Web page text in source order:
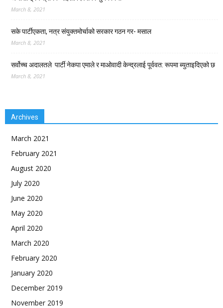
March 8, 2021
सके पार्टीएकता, नत्र संयुक्तमोर्चाको सरकार गठन गर- मसाल
March 8, 2021
सर्वोच्च अदालतले पार्टी नेकपा एमाले र माओवादी केन्द्रलाई पूर्ववत: रूपमा ब्युताइदिएको छ
March 8, 2021
Archives
March 2021
February 2021
August 2020
July 2020
June 2020
May 2020
April 2020
March 2020
February 2020
January 2020
December 2019
November 2019